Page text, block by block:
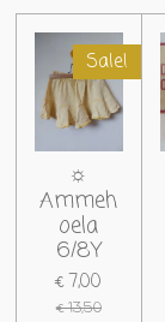
Sale!
☼
Ammeh
oela
6/8Y
€ 7,00
€ 13,50